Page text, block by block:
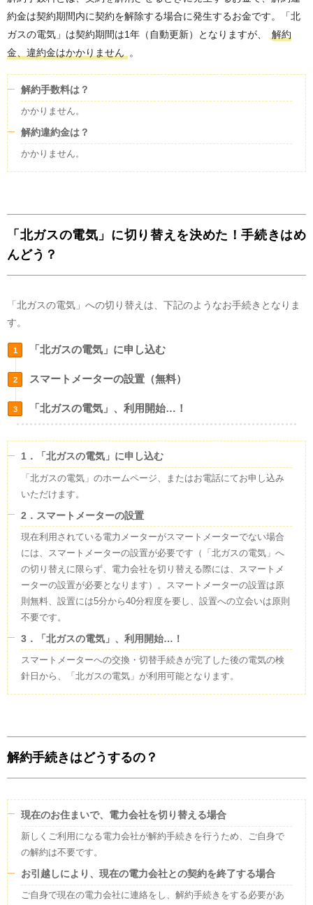
約金は契約期間内に契約を解除する場合に発生するお金です。「北
ガスの電気」は契約期間は1年（自動更新）となりますが、
解約
金、違約金はかかりません
。
解約手数料は？
かかりません。
解約違約金は？
かかりません。
「北ガスの電気」に切り替えを決めた！手続きはめ
んどう？
「北ガスの電気」への切り替えは、下記のようなお手続きとなりま
す。
「北ガスの電気」に申し込む
スマートメーターの設置（無料）
「北ガスの電気」、利用開始…！
1．「北ガスの電気」に申し込む
「北ガスの電気」のホームページ、またはお電話にてお申し込み
いただけます。
2．スマートメーターの設置
現在利用されている電力メーターがスマートメーターでない場合
には、スマートメーターの設置が必要です（「北ガスの電気」へ
の切り替えに限らず、電力会社を切り替える際には、スマートメ
ーターの設置が必要となります）。スマートメーターの設置は原
則無料、設置には5分から40分程度を要し、設置への立会いは原則
不要です。
3．「北ガスの電気」、利用開始…！
スマートメーターへの交換・切替手続きが完了した後の電気の検
針日から、「北ガスの電気」が利用可能となります。
解約手続きはどうするの？
現在のお住まいで、電力会社を切り替える場合
新しくご利用になる電力会社が解約手続きを行うため、ご自身で
の解約は不要です。
お引越しにより、現在の電力会社との契約を終了する場合
ご自身で現在の電力会社に連絡をし、解約手続きをする必要があ